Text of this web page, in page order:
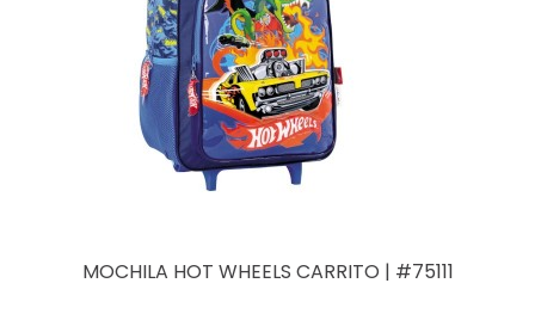
MOCHILA HOT WHEELS CARRITO | #75111